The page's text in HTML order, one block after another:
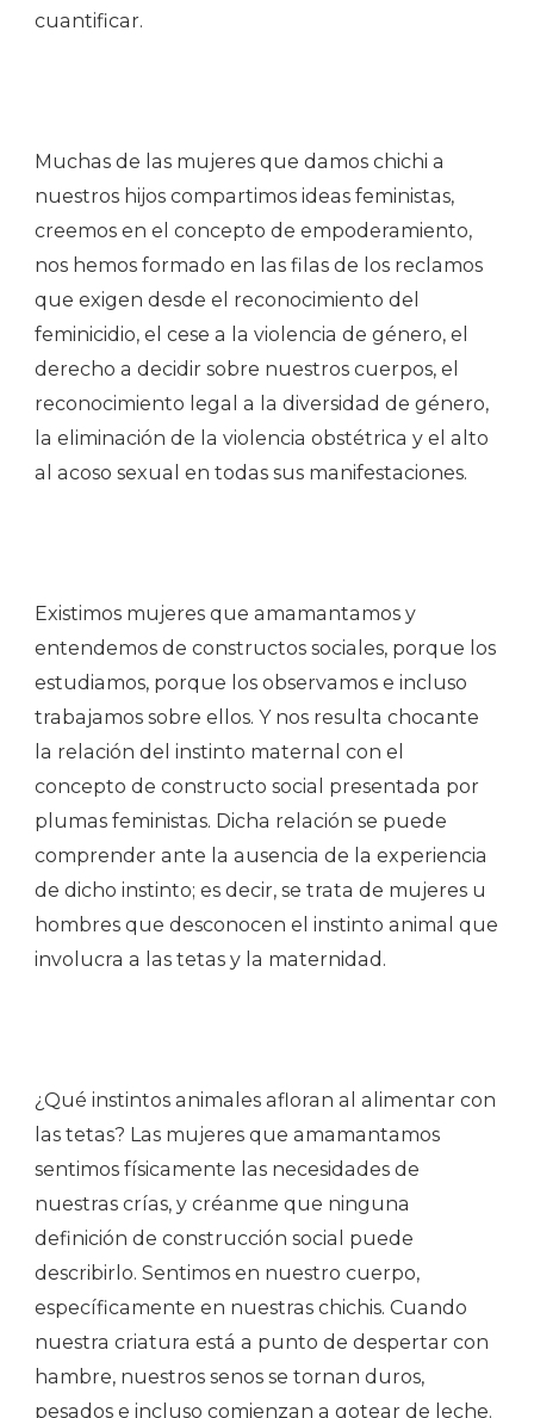
cuantificar.
Muchas de las mujeres que damos chichi a
nuestros hijos compartimos ideas feministas,
creemos en el concepto de empoderamiento,
nos hemos formado en las filas de los reclamos
que exigen desde el reconocimiento del
feminicidio, el cese a la violencia de género, el
derecho a decidir sobre nuestros cuerpos, el
reconocimiento legal a la diversidad de género,
la eliminación de la violencia obstétrica y el alto
al acoso sexual en todas sus manifestaciones.
Existimos mujeres que amamantamos y
entendemos de constructos sociales, porque los
estudiamos, porque los observamos e incluso
trabajamos sobre ellos. Y nos resulta chocante
la relación del instinto maternal con el
concepto de constructo social presentada por
plumas feministas. Dicha relación se puede
comprender ante la ausencia de la experiencia
de dicho instinto; es decir, se trata de mujeres u
hombres que desconocen el instinto animal que
involucra a las tetas y la maternidad.
¿Qué instintos animales afloran al alimentar con
las tetas? Las mujeres que amamantamos
sentimos físicamente las necesidades de
nuestras crías, y créanme que ninguna
definición de construcción social puede
describirlo. Sentimos en nuestro cuerpo,
específicamente en nuestras chichis. Cuando
nuestra criatura está a punto de despertar con
hambre, nuestros senos se tornan duros,
pesados e incluso comienzan a gotear de leche.